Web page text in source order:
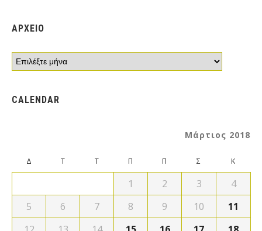
ΑΡΧΕΙΟ
CALENDAR
Μάρτιος 2018
Δ Τ Τ Π Π Σ Κ
1 2 3
4
5
6 7 8 9 10
11